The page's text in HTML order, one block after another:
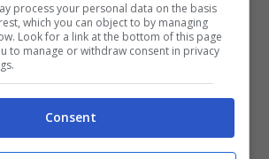
sono alcuni suggerimenti
di festa e di gioia per la
in altro. È chiaro che
precisione, ordine e
process your personal data on the basis
which you can object to by managing
Look for a link at the bottom of this page
to manage or withdraw consent in privacy
Consent